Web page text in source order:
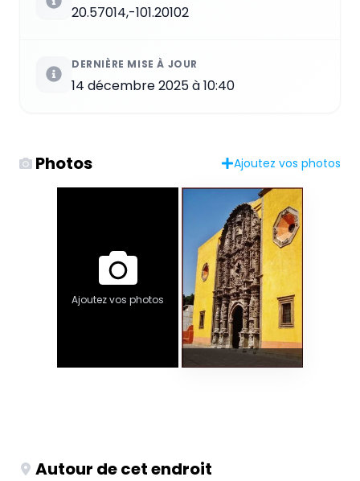
20.57014,-101.20102
DERNIÈRE MISE À JOUR
14 décembre 2025 à 10:40
Photos Ajoutez vos photos
Ajoutez vos photos
Autour de cet endroit